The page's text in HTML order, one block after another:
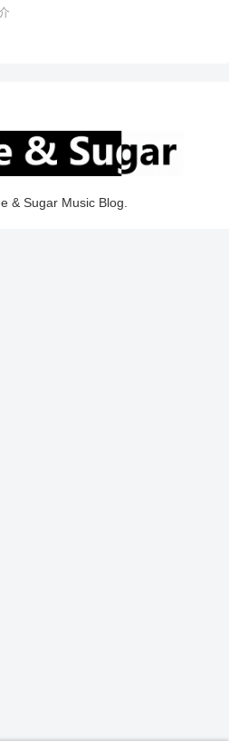
& Sugar Music Blog.